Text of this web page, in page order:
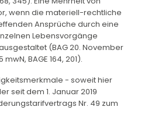
wenn die materiell-rechtliche
Ansprüche durch eine
Lebensvorgänge
(BAG 20. November
mwN, BAGE 164, 201).
- soweit hier
seit dem 1. Januar 2019
Nr. 49 zum